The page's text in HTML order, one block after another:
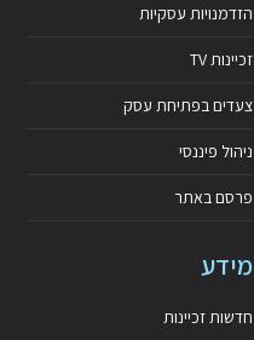
הזדמנויות עסקיות
זכיינות TV
צעדים בפתיחת עסק
ניהול פיננסי
פרסם באתר
מידע
חדשות זכיינות